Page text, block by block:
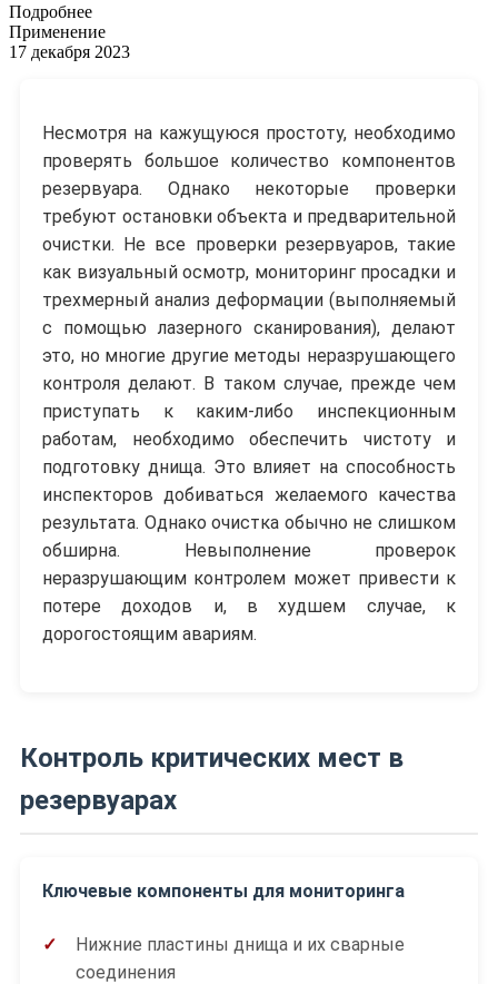
Подробнее
Применение
17 декабря 2023
Несмотря на кажущуюся простоту, необходимо
проверять большое количество компонентов
резервуара. Однако некоторые проверки
требуют остановки объекта и предварительной
очистки. Не все проверки резервуаров, такие
как визуальный осмотр, мониторинг просадки и
трехмерный анализ деформации (выполняемый
с помощью лазерного сканирования), делают
это, но многие другие методы неразрушающего
контроля делают. В таком случае, прежде чем
приступать к каким-либо инспекционным
работам, необходимо обеспечить чистоту и
подготовку днища. Это влияет на способность
инспекторов добиваться желаемого качества
результата. Однако очистка обычно не слишком
обширна. Невыполнение проверок
неразрушающим контролем может привести к
потере доходов и, в худшем случае, к
дорогостоящим авариям.
Контроль критических мест в
резервуарах
Ключевые компоненты для мониторинга
Нижние пластины днища и их сварные
соединения